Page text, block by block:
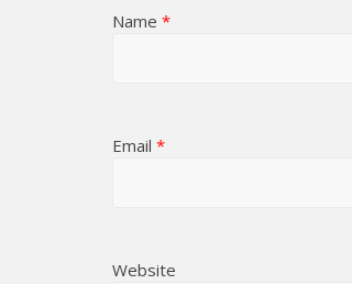
Name *
Email *
Website